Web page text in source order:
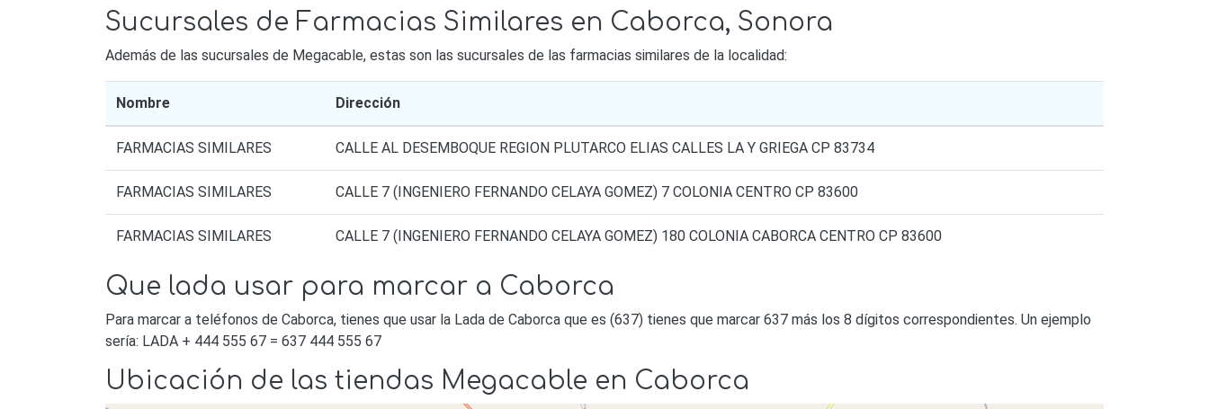
Sucursales de Farmacias Similares en Caborca, Sonora
Además de las sucursales de Megacable, estas son las sucursales de las farmacias similares de la localidad:
Nombre Dirección
FARMACIAS SIMILARES CALLE AL DESEMBOQUE REGION PLUTARCO ELIAS CALLES LA Y GRIEGA CP 83734
FARMACIAS SIMILARES CALLE 7 (INGENIERO FERNANDO CELAYA GOMEZ) 7 COLONIA CENTRO CP 83600
FARMACIAS SIMILARES CALLE 7 (INGENIERO FERNANDO CELAYA GOMEZ) 180 COLONIA CABORCA CENTRO CP 83600
Que lada usar para marcar a Caborca
Para marcar a teléfonos de Caborca, tienes que usar la Lada de Caborca que es (637) tienes que marcar 637 más los 8 dígitos correspondientes. Un ejemplo
sería: LADA + 444 555 67 = 637 444 555 67
Ubicación de las tiendas Megacable en Caborca